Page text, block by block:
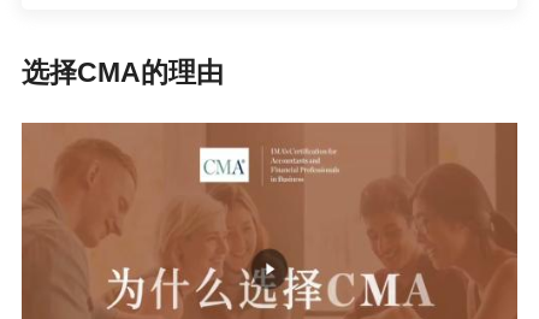
选择CMA的理由